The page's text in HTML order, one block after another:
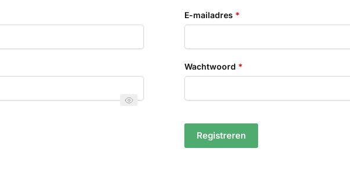
E-mailadres *Vereist
Wachtwoord *Vereist
Registreren